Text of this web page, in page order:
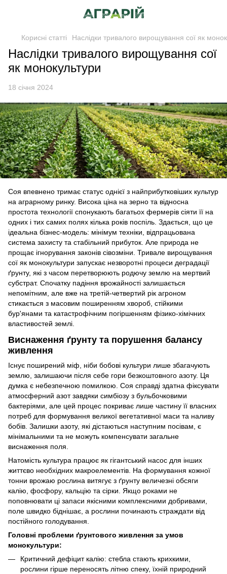
Корисні статті Наслідки тривалого вирощування сої як
Наслідки тривалого вирощування сої
як монокультури
18 січня 2024
Соя впевнено тримає статус однієї з найприбутковіших культур
на аграрному ринку. Висока ціна на зерно та відносна
простота технології спонукають багатьох фермерів сіяти її на
одних і тих самих полях кілька років поспіль. Здається, що це
ідеальна бізнес-модель: мінімум техніки, відпрацьована
система захисту та стабільний прибуток. Але природа не
прощає ігнорування законів сівозміни. Тривале вирощування
сої як монокультури запускає незворотні процеси деградації
ґрунту, які з часом перетворюють родючу землю на мертвий
субстрат. Спочатку падіння врожайності залишається
непомітним, але вже на третій-четвертий рік агроном
стикається з масовим поширенням хвороб, стійкими
бур'янами та катастрофічним погіршенням фізико-хімічних
властивостей землі.
Виснаження ґрунту та порушення балансу
живлення
Існує поширений міф, ніби бобові культури лише збагачують
землю, залишаючи після себе гори безкоштовного азоту. Ця
думка є небезпечною помилкою. Соя справді здатна фіксувати
атмосферний азот завдяки симбіозу з бульбочковими
бактеріями, але цей процес покриває лише частину її власних
потреб для формування великої вегетативної маси та наливу
бобів. Залишки азоту, які дістаються наступним посівам, є
мінімальними та не можуть компенсувати загальне
виснаження поля.
Натомість культура працює як гігантський насос для інших
життєво необхідних макроелементів. На формування кожної
тонни врожаю рослина витягує з ґрунту величезні обсяги
калію, фосфору, кальцію та сірки. Якщо роками не
поповнювати ці запаси якісними комплексними добривами,
поле швидко біднішає, а рослини починають страждати від
постійного голодування.
Головні проблеми ґрунтового живлення за умов
монокультури:
Критичний дефіцит калію: стебла стають крихкими,
рослини гірше переносять літню спеку, їхній природний